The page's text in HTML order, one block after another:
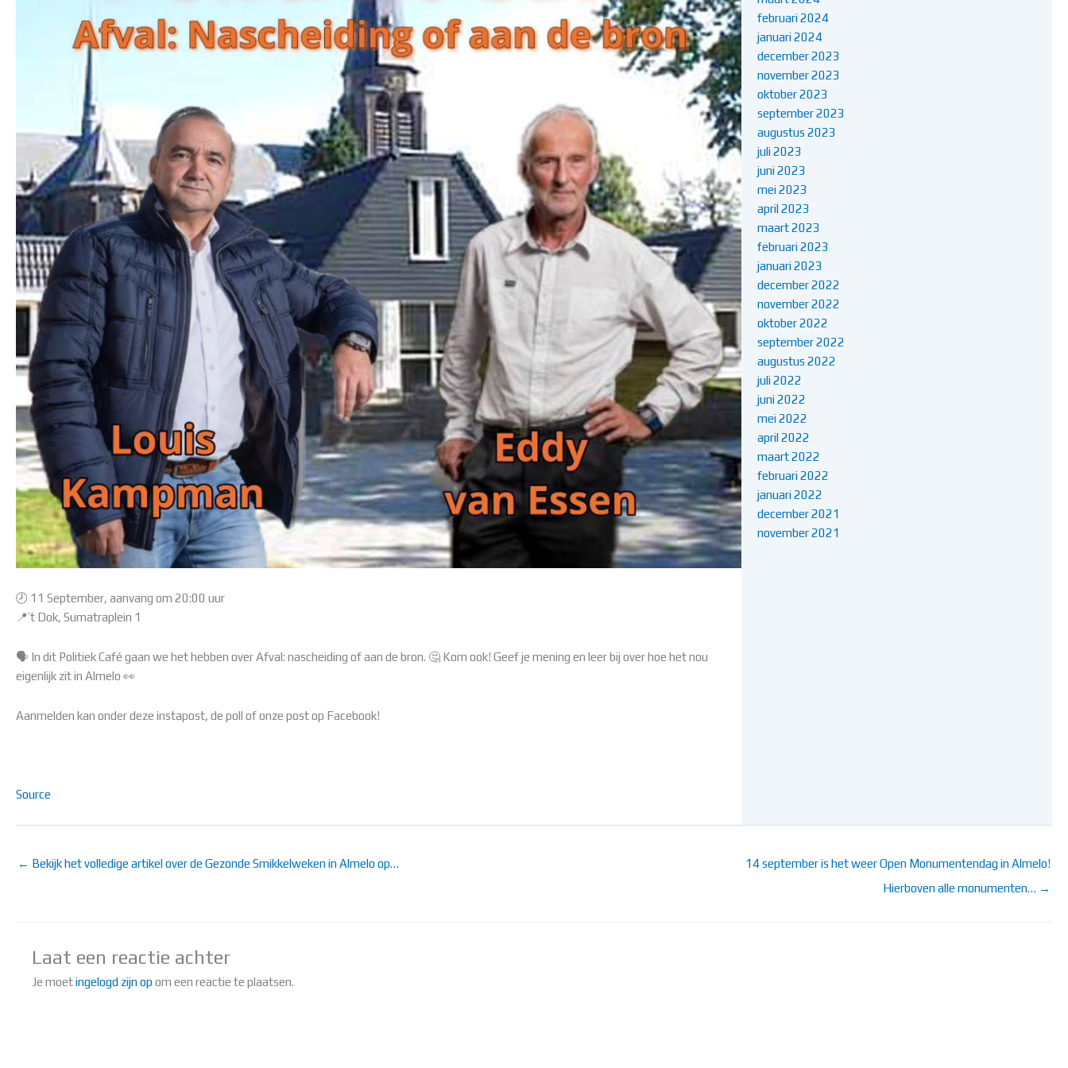
🕗 11 September, aanvang om 20:00 uur
📍’t Dok, Sumatraplein 1
🗣️ In dit Politiek Café gaan we het hebben over Afval: nascheiding of aan de bron. 🤔 Kom ook! Geef je mening en leer bij over hoe het nou
eigenlijk zit in Almelo 👀
Aanmelden kan onder deze instapost, de poll of onze post op Facebook!
Source
februari 2024
januari 2024
december 2023
november 2023
oktober 2023
september 2023
augustus 2023
juli 2023
juni 2023
mei 2023
april 2023
maart 2023
februari 2023
januari 2023
december 2022
november 2022
oktober 2022
september 2022
augustus 2022
juli 2022
juni 2022
mei 2022
april 2022
maart 2022
februari 2022
januari 2022
december 2021
november 2021
← Bekijk het volledige artikel over de Gezonde Smikkelweken in Almelo op…
14 september is het weer Open Monumentendag in Almelo!
Hierboven alle monumenten… →
Laat een reactie achter
Je moetingelogd zijn opom een reactie te plaatsen.